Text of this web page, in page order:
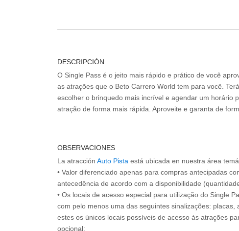
DESCRIPCIÓN
O Single Pass é o jeito mais rápido e prático de você
as atrações que o Beto Carrero World tem para você.
escolher o brinquedo mais incrível e agendar um horário
atração de forma mais rápida. Aproveite e garanta de
OBSERVACIONES
La atracción Auto Pista está ubicada en nuestra área
• Valor diferenciado apenas para compras antecipadas
antecedência de acordo com a disponibilidade
• Os locais de acesso especial para utilização do Single
com pelo menos uma das seguintes sinalizações: placas,
estes os únicos locais possíveis de acesso às atrações
opcional;